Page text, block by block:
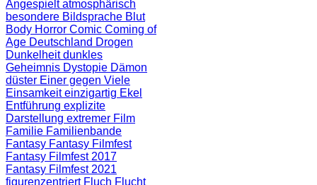
Angespieltatmosphärisch
besondere Bildsprache Blut
Body Horror Comic Coming of
Age Deutschland Drogen
Dunkelheitdunkles
Geheimnis Dystopie Dämon
düster Einer gegen Viele
Einsamkeiteinzigartig Ekel
Entführung explizite
Darstellung extremer Film
Familie Familienbande
Fantasy Fantasy Filmfest
Fantasy Filmfest 2017
Fantasy Filmfest 2021
figurenzentriert Fluch Flucht